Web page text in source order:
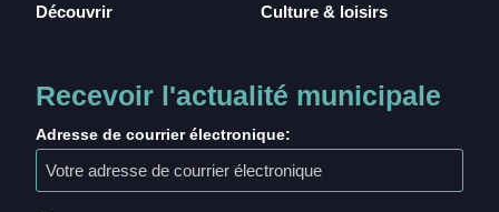
Découvrir Culture & loisirs
Recevoir l'actualité municipale
Adresse de courrier électronique: